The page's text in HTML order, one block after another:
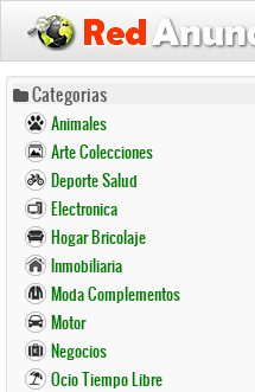
Pasar
contenido
principal
Categorias
Animales
Arte Colecciones
Deporte Salud
Electronica
Hogar Bricolaje
Inmobiliaria
Moda Complementos
Motor
Negocios
Ocio Tiempo Libre